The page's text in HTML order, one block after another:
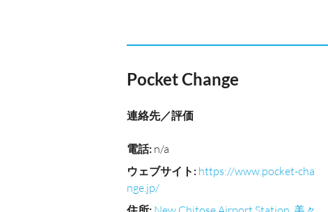
Pocket Change
連絡先／評価
電話: n/a
ウェブサイト : https://www.pocket-cha
nge.jp/